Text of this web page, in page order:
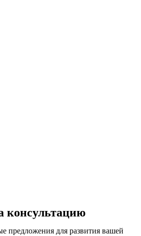
консультацию
предложения для развития вашей